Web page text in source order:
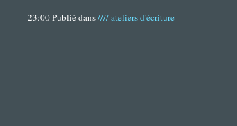
23:00 Publié dans//// ateliers d'écriture